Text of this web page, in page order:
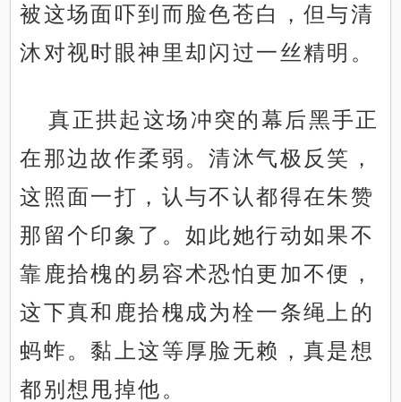
被这场面吓到而脸色苍白，但与清
沐对视时眼神里却闪过一丝精明。
真正拱起这场冲突的幕后黑手正
在那边故作柔弱。清沐气极反笑，
这照面一打，认与不认都得在朱赞
那留个印象了。如此她行动如果不
靠鹿拾槐的易容术恐怕更加不便，
这下真和鹿拾槐成为栓一条绳上的
蚂蚱。黏上这等厚脸无赖，真是想
都别想甩掉他。